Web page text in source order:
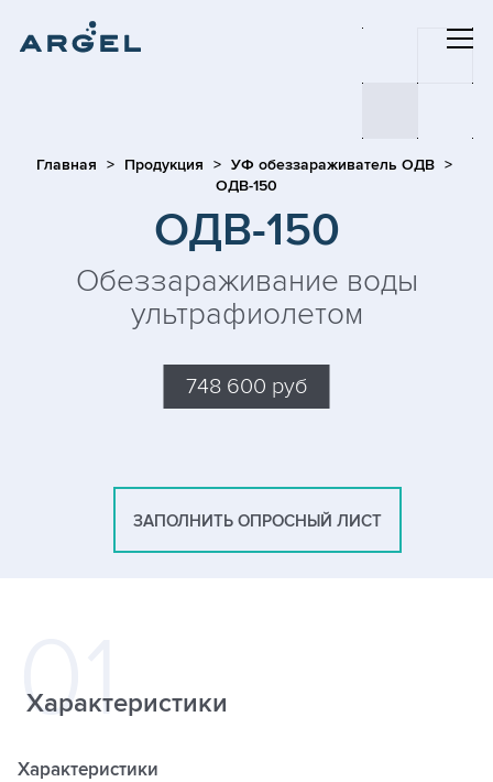
Главная Продукция
УФ обеззараживатель ОДВ
ОДВ-150
ОДВ-150
Обеззараживание воды
ультрафиолетом
748 600 руб
ЗАПОЛНИТЬ ОПРОСНЫЙ ЛИСТ
Характеристики
Характеристики